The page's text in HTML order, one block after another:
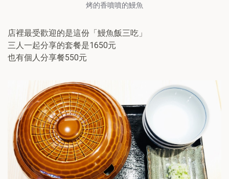
烤的香噴噴的鰻魚
店裡最受歡迎的是這份「鰻魚飯三吃」
三人一起分享的套餐是1650元
也有個人分享餐550元